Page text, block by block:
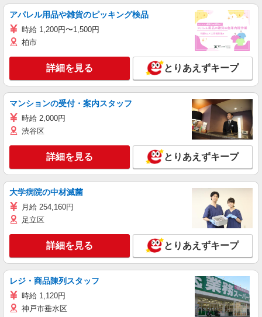
アパレル用品や雑貨のピッキング検品
時給 1,200円〜1,500円
柏市
詳細を見る とりあえずキープ
マンションの受付・案内スタッフ
時給 2,000円
渋谷区
詳細を見る とりあえずキープ
大学病院の中材滅菌
月給 254,160円
足立区
詳細を見る とりあえずキープ
レジ・商品陳列スタッフ
時給 1,120円
神戸市垂水区